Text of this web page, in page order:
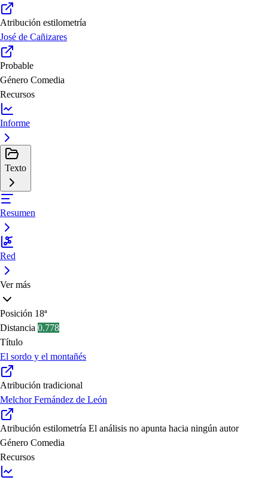
Atribución estilometría
José de Cañizares
Probable
Género Comedia
Recursos
Informe
Texto
Resumen
Red
Ver más
Posición 18ª
Distancia 0.778
Título
El sordo y el montañés
Atribución tradicional
Melchor Fernández de León
Atribución estilometría El análisis no apunta hacia ningún autor
Género Comedia
Recursos